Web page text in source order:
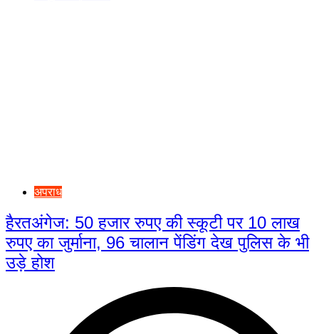
अपराध
हैरतअंगेज: 50 हजार रुपए की स्कूटी पर 10 लाख
रुपए का जुर्माना, 96 चालान पेंडिंग देख पुलिस के भी
उड़े होश